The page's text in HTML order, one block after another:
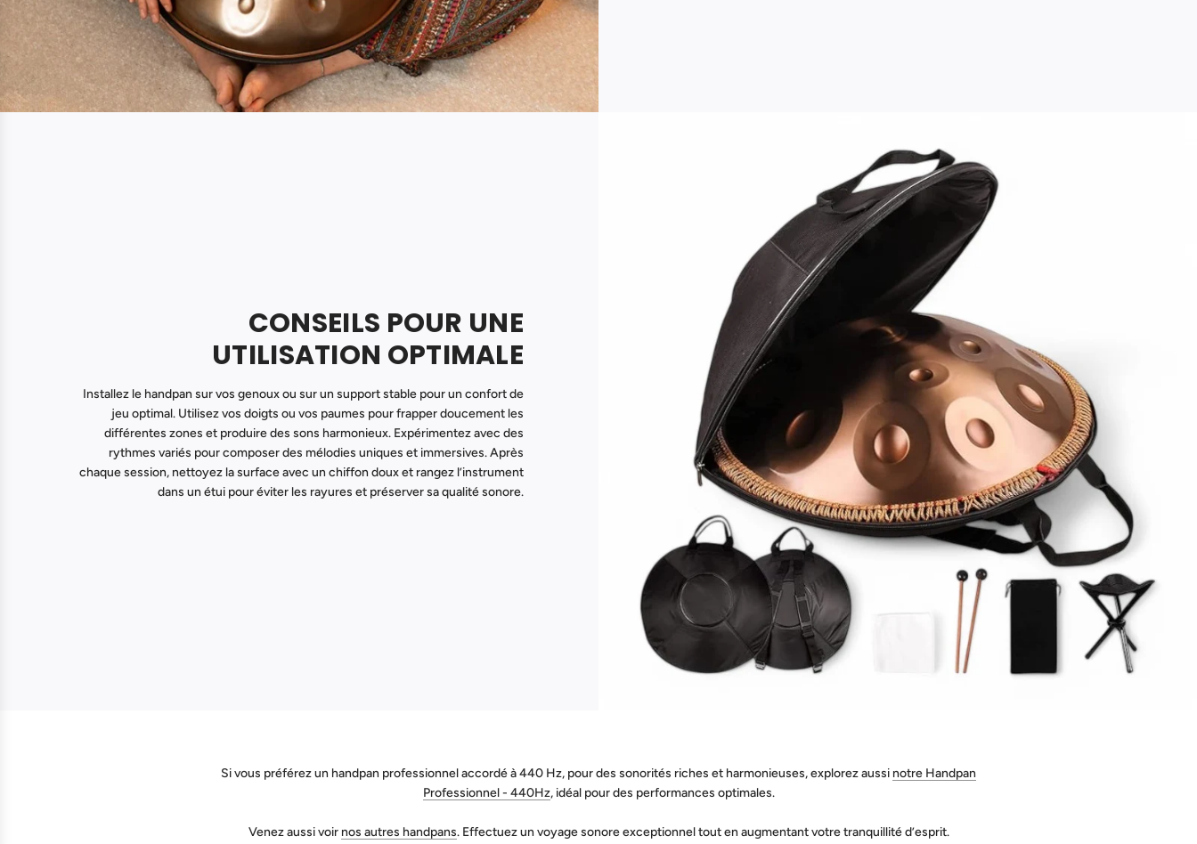
CONSEILS POUR UNE
UTILISATION OPTIMALE
Installez le handpan sur vos genoux ou sur un support stable pour un confort de
jeu optimal. Utilisez vos doigts ou vos paumes pour frapper doucement les
différentes zones et produire des sons harmonieux. Expérimentez avec des
rythmes variés pour composer des mélodies uniques et immersives. Après
chaque session, nettoyez la surface avec un chiffon doux et rangez l’instrument
dans un étui pour éviter les rayures et préserver sa qualité sonore.
Si vous préférez un handpan professionnel accordé à 440 Hz, pour des sonorités riches et harmonieuses, explorez aussi notre Handpan
Professionnel - 440Hz, idéal pour des performances optimales.
Venez aussi voir nos autres handpans. Effectuez un voyage sonore exceptionnel tout en augmentant votre tranquillité d’esprit.